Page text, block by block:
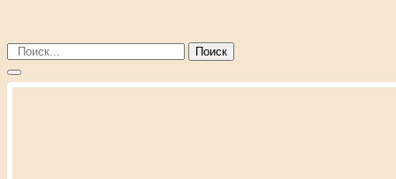
Поиск